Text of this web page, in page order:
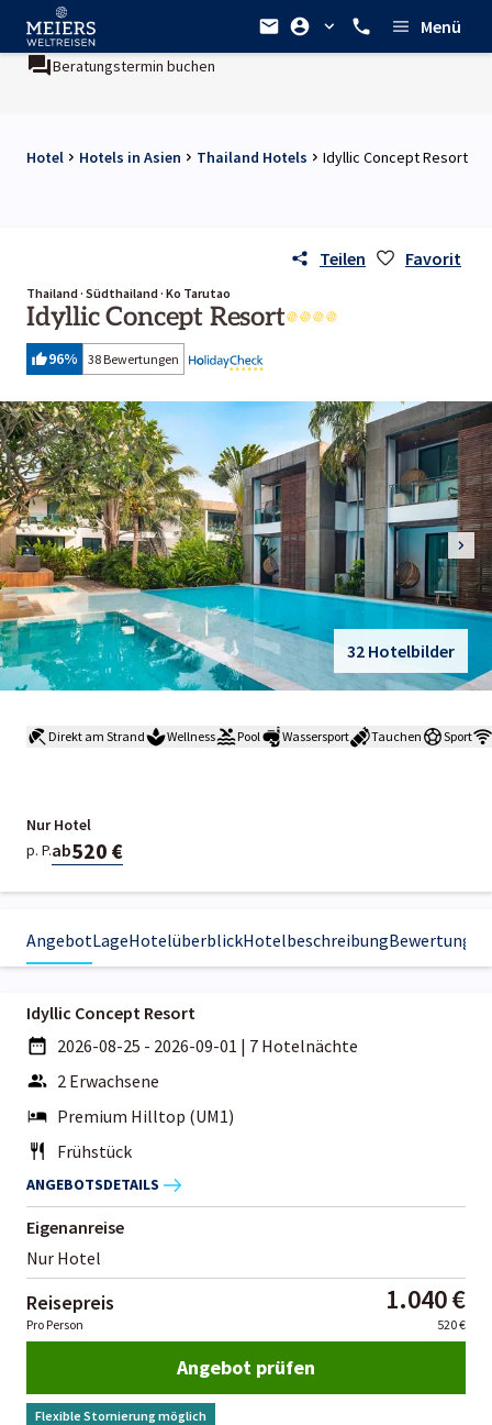
Menü
buchen Ein Unternehmen der
Hotel Hotels in Asien Thailand Hotels Idyllic Concept Resort
Teilen Favorit
Thailand · Südthailand · Ko Tarutao
Idyllic Concept Resort
96% 38 Bewertungen
32 Hotelbilder
Direkt am Strand Wellness Pool Wassersport Tauchen Sport
Nur Hotel
p. P.ab520 €
AngebotLageHotelüberblickHotelbeschreibungBewertungen
Idyllic Concept Resort
2026-08-25 - 2026-09-01 | 7 Hotelnächte
2 Erwachsene
Premium Hilltop (UM1)
Frühstück
ANGEBOTSDETAILS
Eigenanreise
Nur Hotel
Reisepreis 1.040 €
Pro Person 520 €
Angebot prüfen
Flexible Stornierung möglich